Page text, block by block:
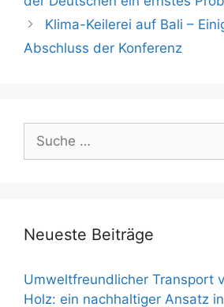
Klima-Keilerei auf Bali –
Abschluss der Konferenz
Suche
nach:
Neueste Beiträge
Umweltfreundlicher Transport
Holz: ein nachhaltiger Ansatz